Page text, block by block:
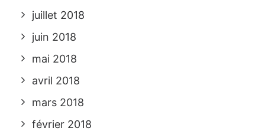
juillet 2018
juin 2018
mai 2018
avril 2018
mars 2018
février 2018